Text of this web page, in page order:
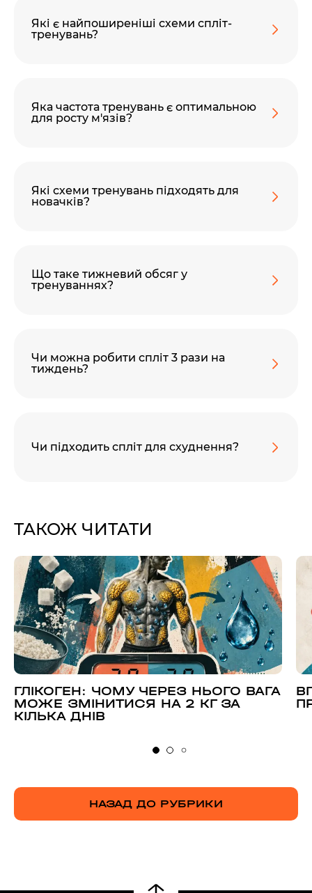
Які є найпоширеніші схеми спліт-
тренувань?
Яка частота тренувань є оптимальною
для росту м'язів?
Які схеми тренувань підходять для
новачків?
Що таке тижневий обсяг у
тренуваннях?
Чи можна робити спліт 3 рази на
тиждень?
Чи підходить спліт для схуднення?
ТАКОЖ ЧИТАТИ
ГЛІКОГЕН: ЧОМУ ЧЕРЕЗ НЬОГО ВАГА
МОЖЕ ЗМІНИТИСЯ НА 2 КГ ЗА
КІЛЬКА ДНІВ
НАЗАД ДО РУБРИКИ